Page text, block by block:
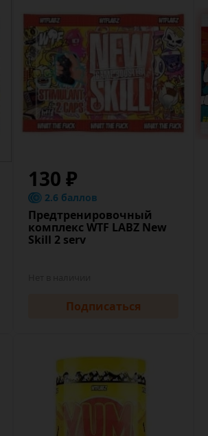
130 ₽
2.6 баллов
Предтренировочный
комплекс WTF LABZ New
Skill 2 serv
Подписаться